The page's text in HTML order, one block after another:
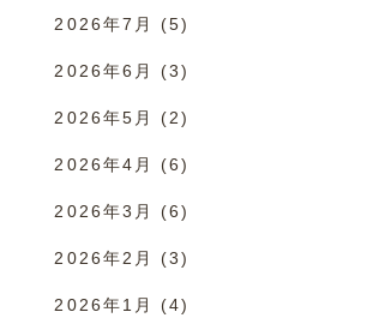
2026年7月 (5)
2026年6月 (3)
2026年5月 (2)
2026年4月 (6)
2026年3月 (6)
2026年2月 (3)
2026年1月 (4)